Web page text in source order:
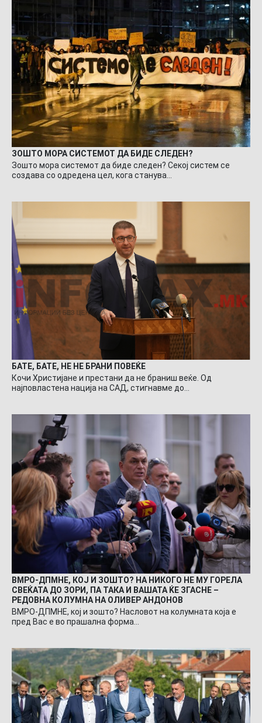
ЗОШТО МОРА СИСТЕМОТ ДА БИДЕ СЛЕДЕН?
Зошто мора системот да биде следен? Секој систем се
создава со одредена цел, кога станува…
БАТЕ, БАТЕ, НЕ НЕ БРАНИ ПОВЕЌЕ
Кочи Христијане и престани да не браниш веќе. Од
најповластена нација на САД, стигнавме до…
ВМРО-ДПМНЕ, КОЈ И ЗОШТО? НА НИКОГО НЕ МУ ГОРЕЛА
СВЕЌАТА ДО ЗОРИ, ПА ТАКА И ВАШАТА ЌЕ ЗГАСНЕ –
РЕДОВНА КОЛУМНА НА ОЛИВЕР АНДОНОВ
ВМРО-ДПМНЕ, кој и зошто? Насловот на колумната која е
пред Вас е во прашална форма…